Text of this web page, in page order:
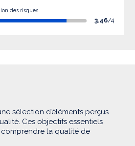
des risques
3.46/4
sélection d’éléments perçus
Ces objectifs essentiels
la qualité de